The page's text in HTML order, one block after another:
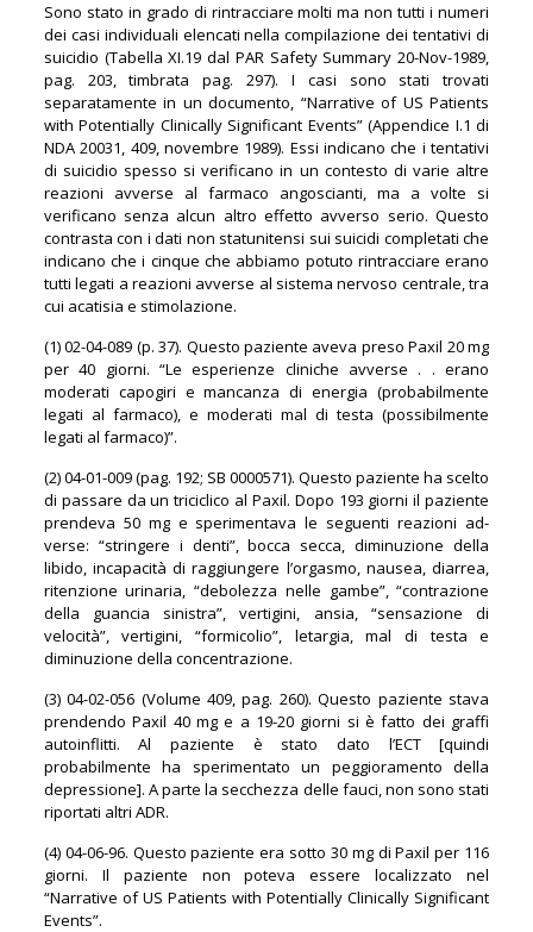
Sono stato in grado di rintracciare molti ma non tutti i numeri
dei casi individuali elencati nella compilazione dei tentativi di
suicidio (Tabella XI.19 dal PAR Safety Summary 20-Nov-1989,
pag. 203, timbrata pag. 297). I casi sono stati trovati
separatamente in un documento, “Narrative of US Patients
with Potentially Clinically Significant Events” (Appendice I.1 di
NDA 20031, 409, novembre 1989). Essi indicano che i tentativi
di suicidio spesso si verificano in un contesto di varie altre
reazioni avverse al farmaco angoscianti, ma a volte si
verificano senza alcun altro effetto avverso serio. Questo
contrasta con i dati non statunitensi sui suicidi completati che
indicano che i cinque che abbiamo potuto rintracciare erano
tutti legati a reazioni avverse al sistema nervoso centrale, tra
cui acatisia e stimolazione.
(1) 02-04-089 (p. 37). Questo paziente aveva preso Paxil 20 mg
per 40 giorni. “Le esperienze cliniche avverse . . erano
moderati capogiri e mancanza di energia (probabilmente
legati al farmaco), e moderati mal di testa (possibilmente
legati al farmaco)”.
(2) 04-01-009 (pag. 192; SB 0000571). Questo paziente ha scelto
di passare da un triciclico al Paxil. Dopo 193 giorni il paziente
prendeva 50 mg e sperimentava le seguenti reazioni ad-
verse: “stringere i denti”, bocca secca, diminuzione della
libido, incapacità di raggiungere l’orgasmo, nausea, diarrea,
ritenzione urinaria, “debolezza nelle gambe”, “contrazione
della guancia sinistra”, vertigini, ansia, “sensazione di
velocità”, vertigini, “formicolio”, letargia, mal di testa e
diminuzione della concentrazione.
(3) 04-02-056 (Volume 409, pag. 260). Questo paziente stava
prendendo Paxil 40 mg e a 19-20 giorni si è fatto dei graffi
autoinflitti. Al paziente è stato dato l’ECT [quindi
probabilmente ha sperimentato un peggioramento della
depressione]. A parte la secchezza delle fauci, non sono stati
riportati altri ADR.
(4) 04-06-96. Questo paziente era sotto 30 mg di Paxil per 116
giorni. Il paziente non poteva essere localizzato nel
“Narrative of US Patients with Potentially Clinically Significant
Events”.